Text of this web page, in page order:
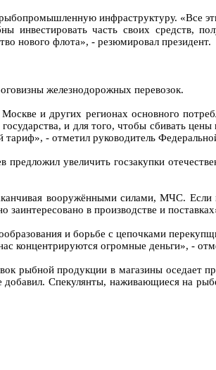
инфраструктуру. «Все
инвестировать часть своих
нового флота», - резюмировал президент.
железнодорожных перевозок.
и других регионах основного
и для того, чтобы сбивать
- отметил руководитель
предложил увеличить госзакупки
вооружёнными силами, МЧС.
заинтересовано в производстве и
и борьбе с цепочками
концентрируются огромные деньги», -
рыбной продукции в магазины оседает
Спекулянты, наживающиеся на